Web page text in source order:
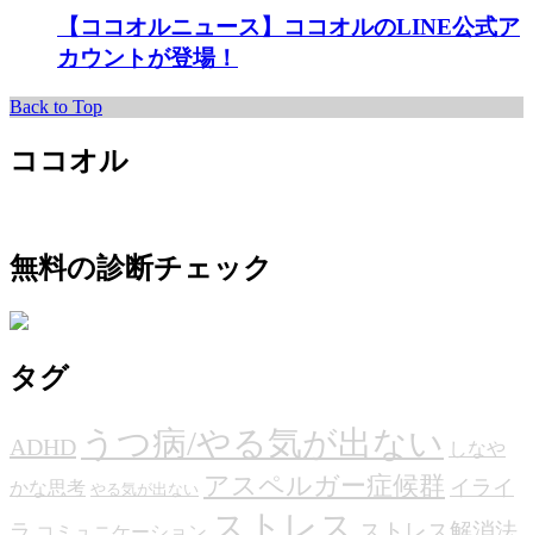
【ココオルニュース】ココオルのLINE公式ア
カウントが登場！
Back to Top
ココオル
無料の診断チェック
タグ
ADHD うつ病/やる気が出ない
しなや
かな思考 やる気が出ない アスペルガー症候群 イライ
ストレス